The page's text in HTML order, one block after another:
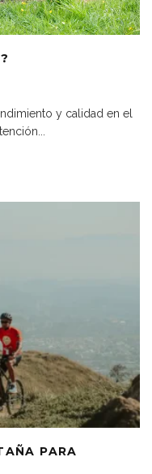
y calidad en el
...
PARA